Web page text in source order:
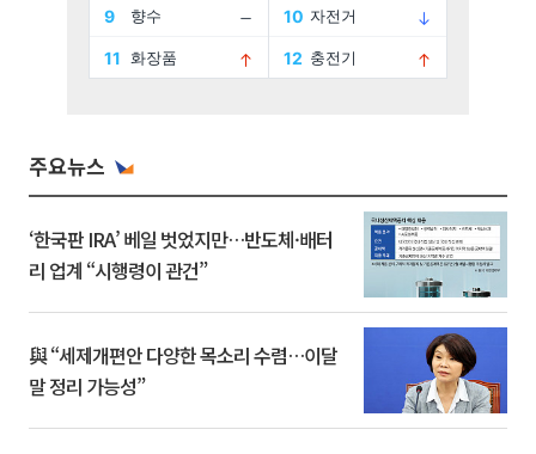
주요뉴스
‘한국판 IRA’ 베일 벗었지만…반도체·배터
리 업계 “시행령이 관건”
與 “세제개편안 다양한 목소리 수렴…이달
말 정리 가능성”